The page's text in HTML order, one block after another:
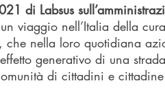
di Labsus
viaggio nell’Italia della
che nella loro quotidiana
generativo di una
di cittadini e